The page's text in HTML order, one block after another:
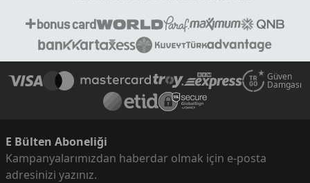
Güven
Damgası
E Bülten Aboneliği
Kampanyalarımızdan haberdar olmak için e-posta
adresinizi yazınız.